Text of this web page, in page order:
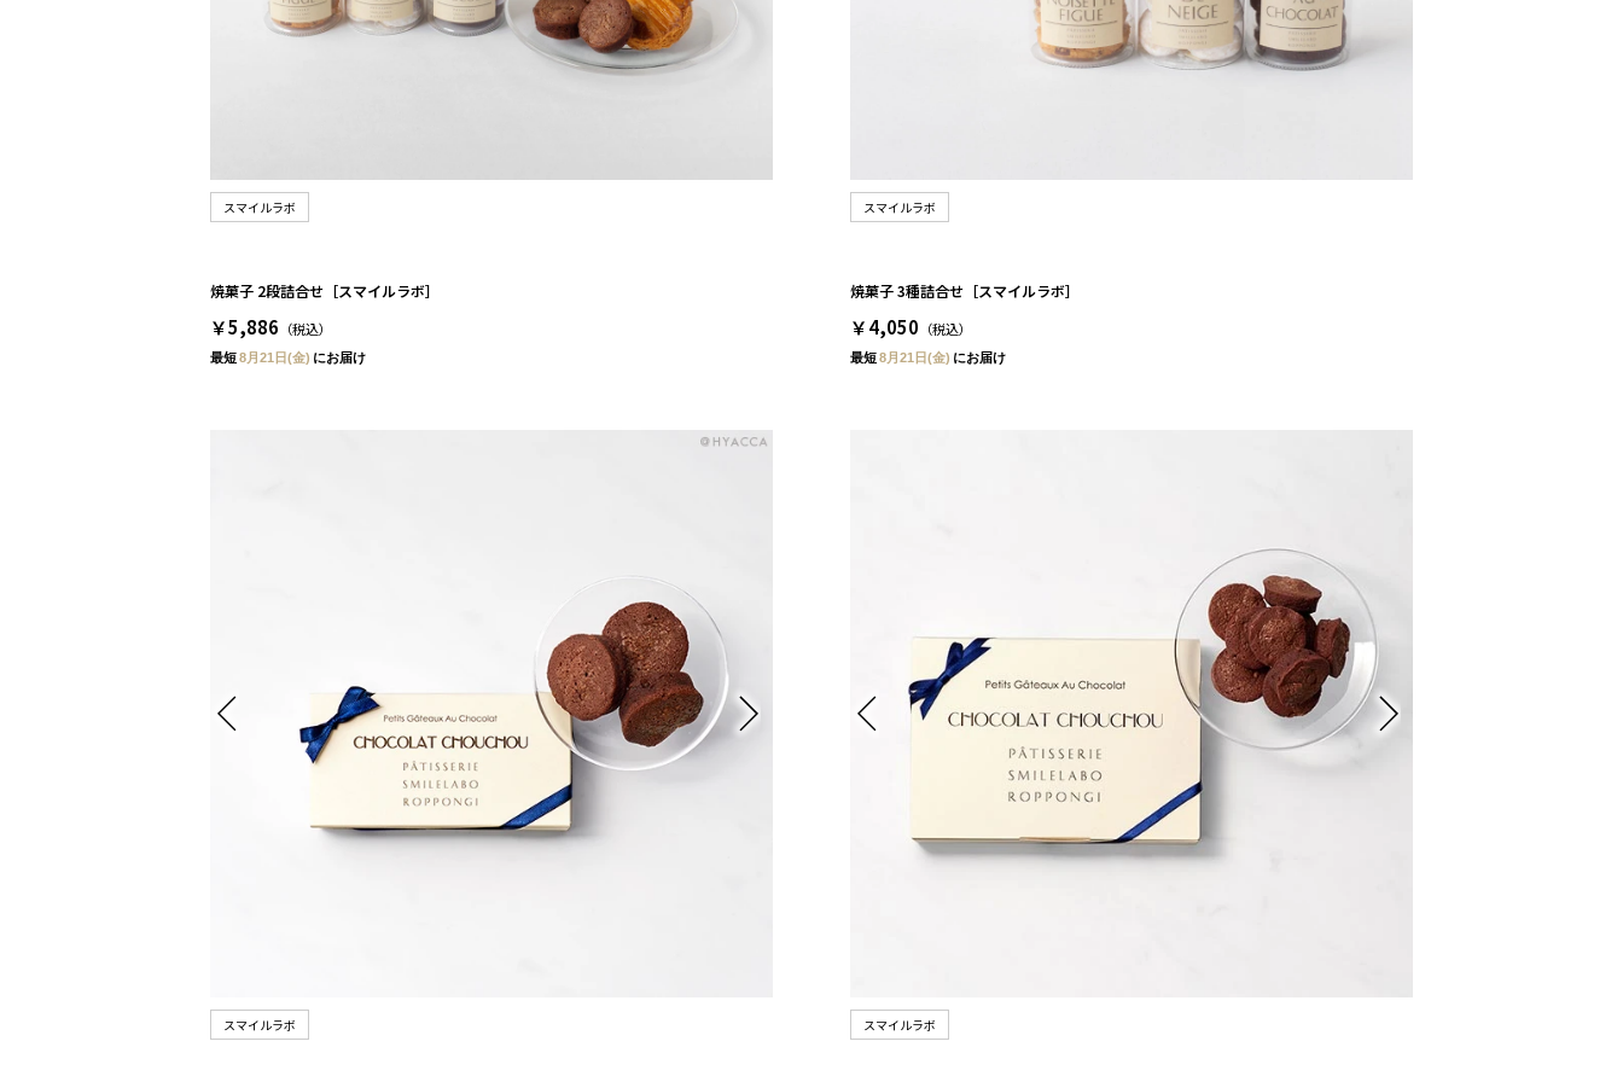
スマイルラボ
焼菓子 2段詰合せ［スマイルラボ］
￥5,886 （税込）
最短8月21日(金) にお届け
スマイルラボ
焼菓子 3種詰合せ［スマイルラボ］
￥4,050 （税込）
最短8月21日(金) にお届け
スマイルラボ スマイルラボ